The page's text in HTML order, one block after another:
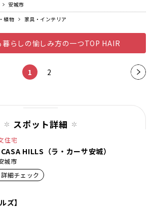
安城市
植物 家具・インテリア
暮らしの愉しみ方の一つTOP HAIR
1 2
次の
スポット詳細
住宅
HILLS（ラ・カーサ安城）
城市
詳細チェック
ズ】